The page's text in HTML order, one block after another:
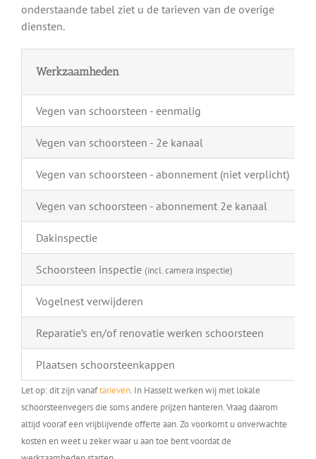
onderstaande tabel ziet u de tarieven van de overige
diensten.
Werkzaamheden
Vegen van schoorsteen - eenmalig
Vegen van schoorsteen - 2e kanaal
Vegen van schoorsteen - abonnement (niet verplicht)
Vegen van schoorsteen - abonnement 2e kanaal
Dakinspectie
Schoorsteen inspectie (incl. camera inspectie)
Vogelnest verwijderen
Reparatie’s en/of renovatie werken schoorsteen
Plaatsen schoorsteenkappen
Let op: dit zijn vanaftarieven. In Hasselt werken wij met lokale
schoorsteenvegers die soms andere prijzen hanteren. Vraag daarom
altijd vooraf een vrijblijvende offerte aan. Zo voorkomt u onverwachte
kosten en weet u zeker waar u aan toe bent voordat de